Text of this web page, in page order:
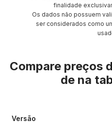
finalidade
Os dados não possuem
ser considerados como
Compare preços
de na
Versão